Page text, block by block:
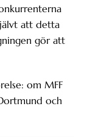
att detta
gör att
om MFF
och